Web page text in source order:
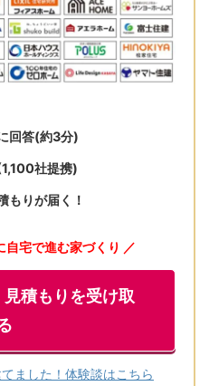
回答(約3分)
社提携)
もりが届く！
自宅で進む家づくり ／
見積もりを受け取
ました！体験談はこちら